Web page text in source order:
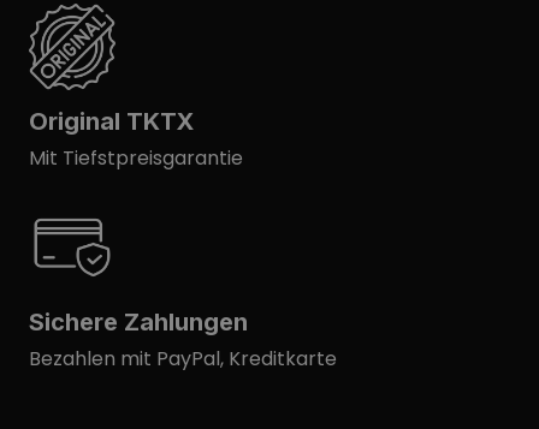
Original TKTX
Mit Tiefstpreisgarantie
Sichere Zahlungen
Bezahlen mit PayPal, Kreditkarte